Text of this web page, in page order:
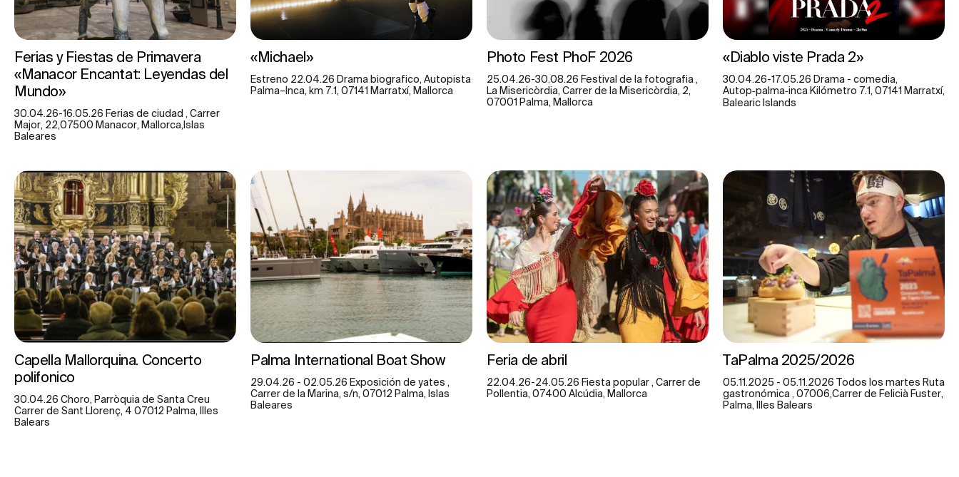
Ferias y Fiestas de Primavera
«Manacor Encantat: Leyendas del
Mundo»
30.04.26-16.05.26 Ferias de ciudad , Carrer
Major, 22,07500 Manacor, Mallorca,Islas
Baleares
«Michael»
Estreno 22.04.26 Drama biografico, Autopista
Palma–Inca, km 7.1, 07141 Marratxí, Mallorca
Photo Fest PhoF 2026
25.04.26-30.08.26 Festival de la fotografia ,
La Misericòrdia, Carrer de la Misericòrdia, 2,
07001 Palma, Mallorca
«Diablo viste Prada 2»
30.04.26-17.05.26 Drama - comedia,
Autop‑palma‑inca Kilómetro 7.1, 07141 Marratxí,
Balearic Islands
Capella Mallorquina. Concerto
polifonico
30.04.26 Choro, Parròquia de Santa Creu
Carrer de Sant Llorenç, 4 07012 Palma, Illes
Balears
Palma International Boat Show
29.04.26 - 02.05.26 Exposición de yates ,
Carrer de la Marina, s/n, 07012 Palma, Islas
Baleares
Feria de abril
22.04.26-24.05.26 Fiesta popular , Carrer de
Pollentia, 07400 Alcúdia, Mallorca
TaPalma 2025/2026
05.11.2025 - 05.11.2026 Todos los martes Ruta
gastronómica , 07006,Carrer de Felicià Fuster,
Palma, Illes Balears